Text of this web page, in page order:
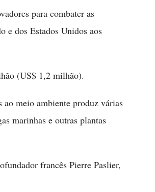
para combater as
e dos Estados Unidos aos
(US$ 1,2 milhão).
meio ambiente produz várias
marinhas e outras plantas
francês Pierre Paslier,